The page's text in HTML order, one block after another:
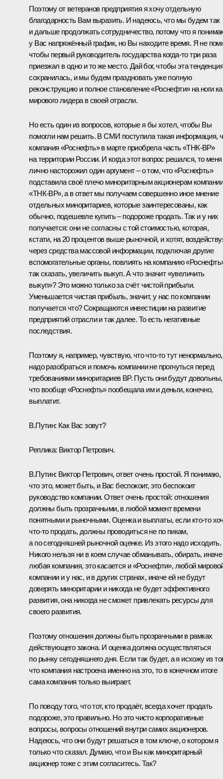
Поэтому от ветеранов предприятия я хочу отдельную
благодарность Вам выразить. И надеюсь, что мы будем так
и дальше продолжать сотрудничество, потому что я
у Вас напряжённый график, но Вы находите время. Я не
чтобы первый руководитель государства когда‑то три раза
приезжал в одно и то же место. Дай бог, чтобы эта тенденция
сохранилась, и мы будем праздновать уже полную
реконструкцию и полное становление «Роснефти» на ноги
мирового лидера в своей отрасли.
Но есть один из вопросов, которые я бы хотел, чтобы Вы
помогли нам решить. В СМИ поступила такая информация,
компания «Роснефть» в марте приобрела часть «ТНК-ВР»
на территории России. И когда этот вопрос решался, то меня
лично насторожил один аргумент – о том, что «Роснефть»
подставила своё плечо миноритарным акционерам компании
«ТНК-ВР», а в ответ мы получаем совершенно иное мнение
отдельных миноритариев, которые заинтересованы, как
обычно, подешевле купить – подороже продать. Так и у них
получается: они не согласны с той стоимостью, которая,
кстати, на 20 процентов выше рыночной, и хотят,
через средства массовой информации, подключая другие
вспомогательные органы, повлиять на компанию
так сказать, увеличить выкуп. А что значит «увеличить
выкуп»? Это можно только за счёт чистой прибыли.
Уменьшается чистая прибыль, значит, у нас по компании
получается что? Сокращаются инвестиции на развитие
предприятий отрасли и так далее. То есть негативные
последствия.
Поэтому я, например, чувствую, что что‑то тут ненормально,
надо разобраться и помочь компании не прогнуться перед
требованиями миноритариев BP. Пусть они будут довольны,
что вообще «Роснефть» пообещала им и деньги, конечно,
выплатит.
В.Путин: Как Вас зовут?
Реплика: Виктор Петрович.
В.Путин: Виктор Петрович, ответ очень простой. Я понимаю,
что это, может быть, и Вас беспокоит, это беспокоит
руководство компании. Ответ очень простой: отношения
должны быть прозрачными, в любой момент времени
понятными и рыночными. Оценка и выплаты, если кто‑то
что‑то продать, должны проводиться не по пикам,
а по сегодняшней рыночной оценке. Из этого надо исходить.
Никого нельзя ни в коем случае обманывать, обирать, иначе
любая компания, это касается и «Роснефти», любой
компании и у нас, и в других странах, иначе ей не будут
доверять миноритарии и никогда не будет эффективного
развития, она никогда не сможет привлекать ресурсы для
своего развития.
Поэтому отношения должны быть прозрачными в рамках
действующего закона. И оценка должна осуществляться
по рынку сегодняшнего дня. Если так будет, а я исхожу из
что компания настроена именно на это, то в конечном итоге
сама компания только выиграет.
По поводу того, что тот, кто продаёт, всегда хочет продать
подороже, это правильно. Но это чисто корпоративные
вопросы, вопросы отношений внутри самих акционеров.
Надеюсь, что они будут решаться в том ключе, о котором я
только что сказал. Думаю, что и Вы как миноритарный
акционер тоже с этим согласитесь. Так?